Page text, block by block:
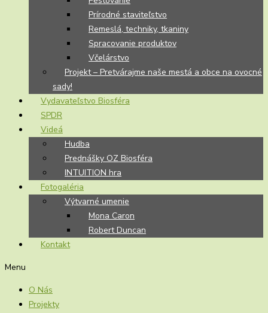
Prírodné staviteľstvo
Remeslá, techniky, tkaniny
Spracovanie produktov
Včelárstvo
Projekt – Pretvárajme naše mestá a obce na ovocné
sady!
Vydavateľstvo Biosféra
SPDR
Videá
Hudba
Prednášky OZ Biosféra
INTUITION hra
Fotogaléria
Výtvarné umenie
Mona Caron
Robert Duncan
Kontakt
Menu
O Nás
Projekty